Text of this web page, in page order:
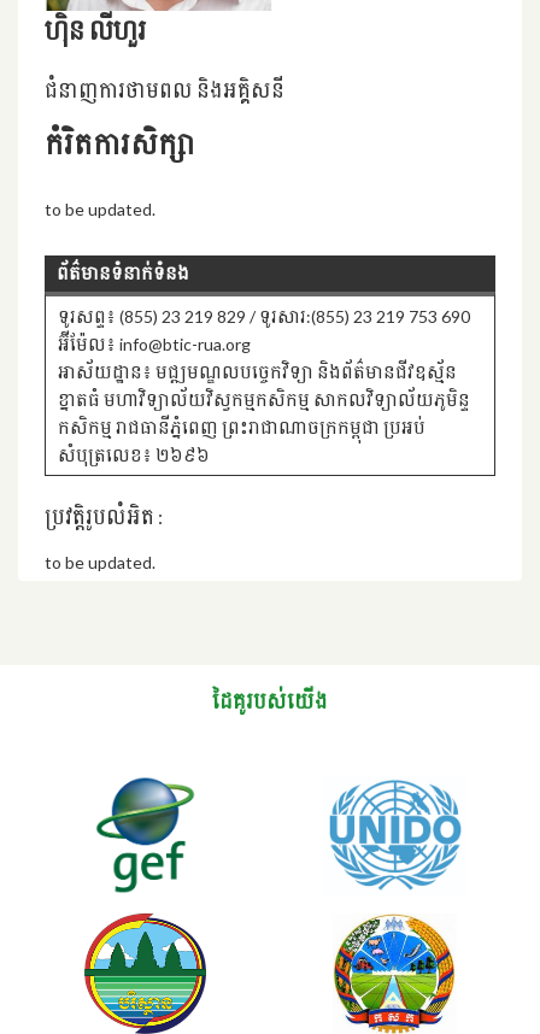
ហ៊ិន លីហួរ
ជំនាញការថាមពល និងអគ្គិសនី
កំរិតការសិក្សា
to be updated.
ព័ត៌មានទំនាក់ទំនង
ទូរសព្ទ៖ (855) 23 219 829 / ទូរសារ:(855) 23 219 753 690
អ៊ីម៉ែល៖ info@btic-rua.org
អាស័យដ្ឋាន៖ មជ្ឍមណ្ឌលបចេ្ចកវិទ្យា និងព័ត៌មានជីវឧស្ម័ន
ខ្នាតធំ មហាវិទ្យាល័យវិស្វកម្មកសិកម្ម សាកលវិទ្យាល័យភូមិន្ទ
កសិកម្ម រាជធានីភ្នំពេញ ព្រះរាជាណាចក្រកម្ពុជា ប្រអប់
សំបុត្រលេខ៖ ២៦៩៦
ប្រវត្តិរូបលំអិត :
to be updated.
ដៃគូរបស់យើង